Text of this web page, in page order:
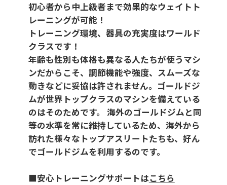
初心者から中上級者まで効果的なウェイトト
レーニングが可能！
トレーニング環境、器具の充実度はワールド
クラスです！
年齢も性別も体格も異なる人たちが使うマシ
ンだからこそ、調節機能や強度、スムーズな
動きなどに妥協は許されません。ゴールドジ
ムが世界トップクラスのマシンを備えている
のはそのためです。 海外のゴールドジムと同
等の水準を常に維持しているため、海外から
訪れた様々なトップアスリートたちも、好ん
でゴールドジムを利用するのです。
■安心トレーニングサポートはこちら